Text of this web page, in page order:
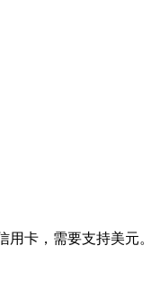
用卡，需要支持美元。